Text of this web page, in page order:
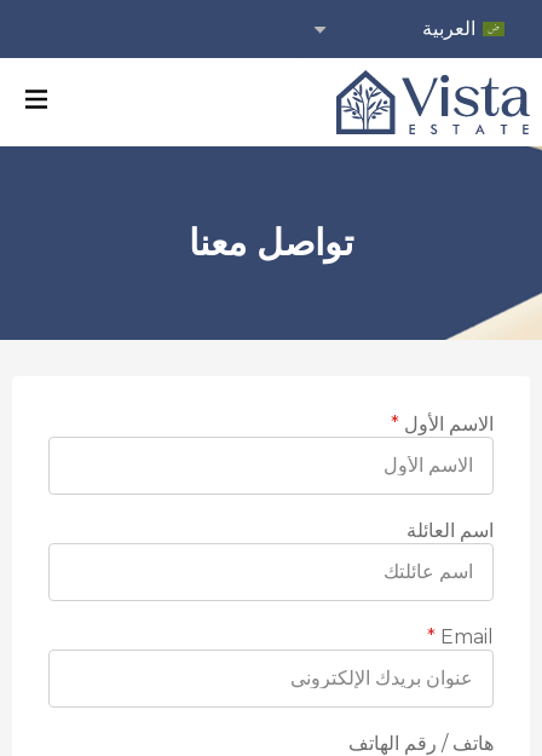
العربية
تواصل معنا
الاسم الأول *
اسم العائلة
Email
*
هاتف / رقم الهاتف